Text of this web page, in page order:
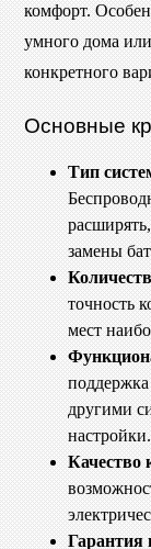
комфорт.
умного дома
конкретного
Основные
Тип
замены
точность
мест
другими
настройки.
Качество
Гарантия